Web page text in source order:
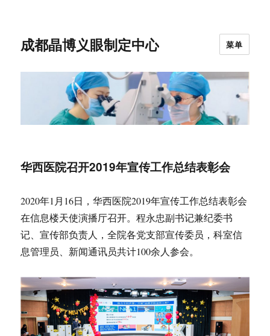
成都晶博义眼制定中心 菜单
华西医院召开2019年宣传工作总结表彰会
2020年1月16日，华西医院2019年宣传工作总结表彰会
在信息楼天使演播厅召开。程永忠副书记兼纪委书
记、宣传部负责人，全院各党支部宣传委员，科室信
息管理员、新闻通讯员共计100余人参会。